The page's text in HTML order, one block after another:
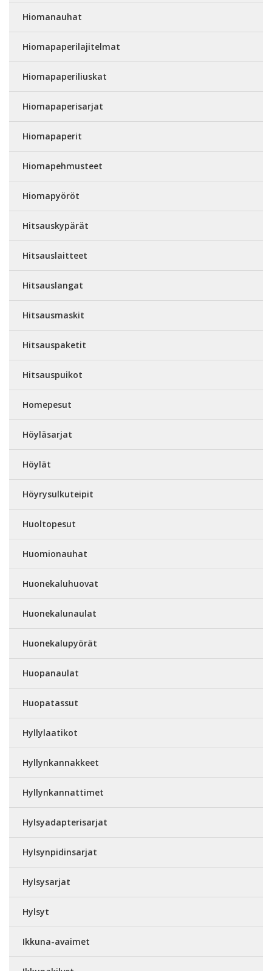
Hiomanauhat
Hiomapaperilajitelmat
Hiomapaperiliuskat
Hiomapaperisarjat
Hiomapaperit
Hiomapehmusteet
Hiomapyöröt
Hitsauskypärät
Hitsauslaitteet
Hitsauslangat
Hitsausmaskit
Hitsauspaketit
Hitsauspuikot
Homepesut
Höyläsarjat
Höylät
Höyrysulkuteipit
Huoltopesut
Huomionauhat
Huonekaluhuovat
Huonekalunaulat
Huonekalupyörät
Huopanaulat
Huopatassut
Hyllylaatikot
Hyllynkannakkeet
Hyllynkannattimet
Hylsyadapterisarjat
Hylsynpidinsarjat
Hylsysarjat
Hylsyt
Ikkuna-avaimet